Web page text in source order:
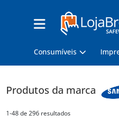
Consumíveis
Produtos da marca
1-48 de 296 resultados